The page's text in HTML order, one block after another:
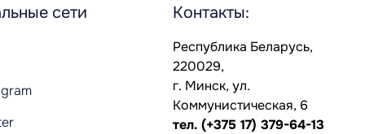
сети Контакты:
Республика Беларусь,
220029,
г. Минск, ул.
Коммунистическая, 6
тел. (+375 17) 379-64-13